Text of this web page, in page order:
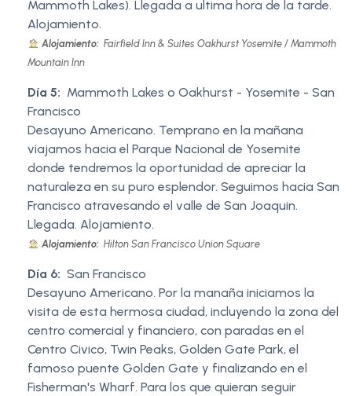
Mammoth Lakes). Llegada a ultima hora de la tarde.
Alojamiento.
Alojamiento: Fairfield Inn & Suites Oakhurst Yosemite / Mammoth
Mountain Inn
Día 5: Mammoth Lakes o Oakhurst - Yosemite - San
Francisco
Desayuno Americano. Temprano en la mañana
viajamos hacia el Parque Nacional de Yosemite
donde tendremos la oportunidad de apreciar la
naturaleza en su puro esplendor. Seguimos hacia San
Francisco atravesando el valle de San Joaquin.
Llegada. Alojamiento.
Alojamiento: Hilton San Francisco Union Square
Día 6: San Francisco
Desayuno Americano. Por la manaña iniciamos la
visita de esta hermosa ciudad, incluyendo la zona del
centro comercial y financiero, con paradas en el
Centro Civico, Twin Peaks, Golden Gate Park, el
famoso puente Golden Gate y finalizando en el
Fisherman's Wharf. Para los que quieran seguir